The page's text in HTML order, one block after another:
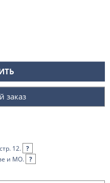
заказ
12. ?
и МО. ?